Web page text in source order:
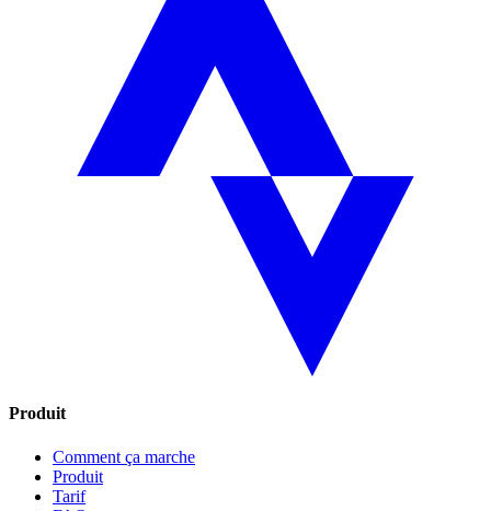
Produit
Comment ça marche
Produit
Tarif